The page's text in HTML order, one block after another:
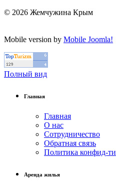
© 2026 Жемчужина Крым
Mobile version by Mobile Joomla!
Полный вид
Главная
Главная
О нас
Сотрудничество
Обратная связь
Политика конфид-ти
Аренда жилья